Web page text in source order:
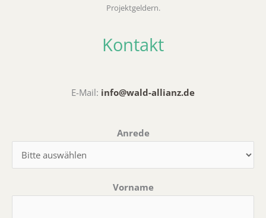
Projektgeldern.
Kontakt
E-Mail: info@wald-allianz.de
Anrede
Vorname